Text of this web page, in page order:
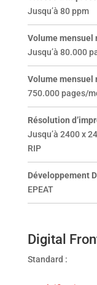
Jusqu’à 80 ppm
Volume mensuel
Jusqu’à 80.000
Volume mensuel
750.000 pages/
Résolution
Jusqu’à 2400 x
RIP
Développement
EPEAT
Digital
Standard :